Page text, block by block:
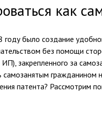
как
году было создание
без помощи
закрепленного за
гражданином
патента? Рассмотрим